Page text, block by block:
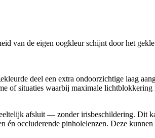
van de eigen oogkleur schijnt door het
deel een extra ondoorzichtige laag
of situaties waarbij maximale
afsluit — zonder irisbeschildering. Dit
occluderende pinholelenzen. Deze